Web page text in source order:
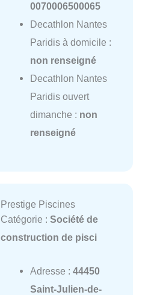
0070006500065
Decathlon Nantes
Paridis à domicile :
non renseigné
Decathlon Nantes
Paridis ouvert
dimanche : non
renseigné
Prestige Piscines
Catégorie : Société de
construction de pisci
Adresse : 44450
Saint-Julien-de-